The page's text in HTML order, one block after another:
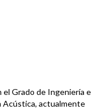
el Grado de Ingeniería
Acústica, actualmente